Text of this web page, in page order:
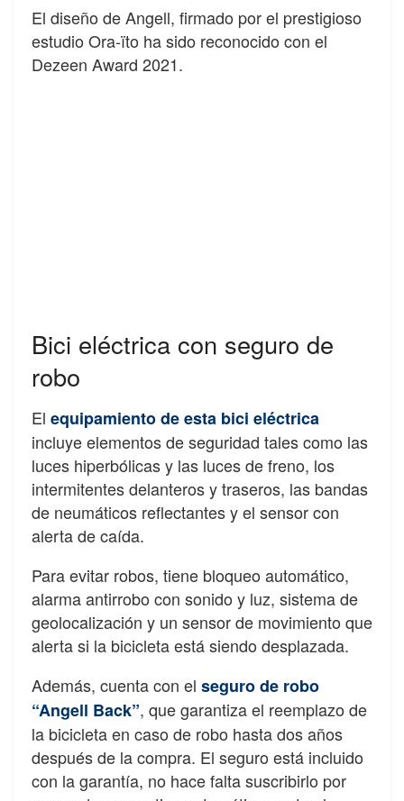
El diseño de Angell, firmado por el prestigioso
estudio Ora-ïto ha sido reconocido con el
Dezeen Award 2021.
Bici eléctrica con seguro de
robo
El equipamiento de esta bici eléctrica
incluye elementos de seguridad tales como las
luces hiperbólicas y las luces de freno, los
intermitentes delanteros y traseros, las bandas
de neumáticos reflectantes y el sensor con
alerta de caída.
Para evitar robos, tiene bloqueo automático,
alarma antirrobo con sonido y luz, sistema de
geolocalización y un sensor de movimiento que
alerta si la bicicleta está siendo desplazada.
Además, cuenta con el seguro de robo
“Angell Back”, que garantiza el reemplazo de
la bicicleta en caso de robo hasta dos años
después de la compra. El seguro está incluido
con la garantía, no hace falta suscribirlo por